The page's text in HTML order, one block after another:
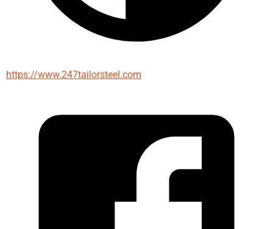
https://www.247tailorsteel.com